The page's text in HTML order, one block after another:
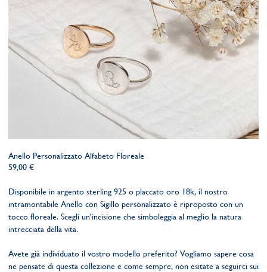
Anello Personalizzato Alfabeto Floreale
59,00 €
Disponibile in argento sterling 925 o placcato oro 18k, il nostro
intramontabile Anello con Sigillo personalizzato è riproposto con un
tocco floreale. Scegli un'incisione che simboleggia al meglio la natura
intrecciata della vita.
Avete già individuato il vostro modello preferito? Vogliamo sapere cosa
ne pensate di questa collezione e come sempre, non esitate a seguirci sui